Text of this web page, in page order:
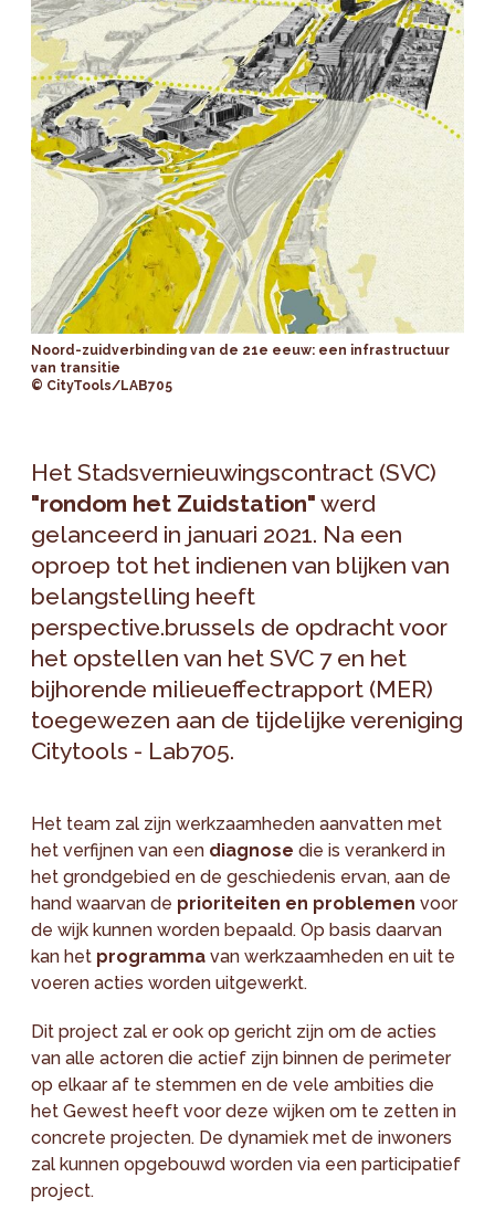
Noord-zuidverbinding van de 21e eeuw: een infrastructuur
van transitie
© CityTools/LAB705
Het Stadsvernieuwingscontract (SVC)
"rondom het Zuidstation" werd
gelanceerd in januari 2021. Na een
oproep tot het indienen van blijken van
belangstelling heeft
perspective.brussels de opdracht voor
het opstellen van het SVC 7 en het
bijhorende milieueffectrapport (MER)
toegewezen aan de tijdelijke vereniging
Citytools - Lab705.
Het team zal zijn werkzaamheden aanvatten met
het verfijnen van een diagnose die is verankerd in
het grondgebied en de geschiedenis ervan, aan de
hand waarvan de prioriteiten en problemen voor
de wijk kunnen worden bepaald. Op basis daarvan
kan het programma van werkzaamheden en uit te
voeren acties worden uitgewerkt.
Dit project zal er ook op gericht zijn om de acties
van alle actoren die actief zijn binnen de perimeter
op elkaar af te stemmen en de vele ambities die
het Gewest heeft voor deze wijken om te zetten in
concrete projecten. De dynamiek met de inwoners
zal kunnen opgebouwd worden via een participatief
project.